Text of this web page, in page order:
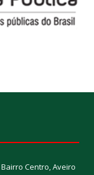
Centro, Aveiro